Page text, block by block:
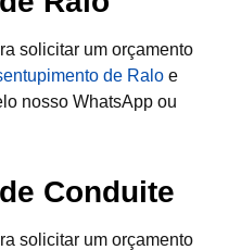
solicitar um orçamento
de Ralo e
nosso WhatsApp ou
Conduite
solicitar um orçamento